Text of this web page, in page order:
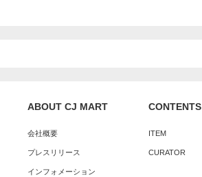
ABOUT CJ MART
会社概要
プレスリリース
インフォメーション
CONTENTS
ITEM
CURATOR